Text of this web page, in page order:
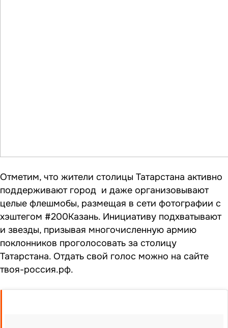
Отметим, что жители столицы Татарстана активно
поддерживают город и даже организовывают
целые флешмобы, размещая в сети фотографии с
хэштегом #200Казань. Инициативу подхватывают
и звезды, призывая многочисленную армию
поклонников проголосовать за столицу
Татарстана. Отдать свой голос можно на сайте
твоя-россия.рф.